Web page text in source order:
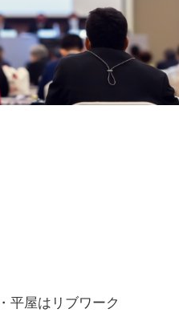
平屋はリブワーク